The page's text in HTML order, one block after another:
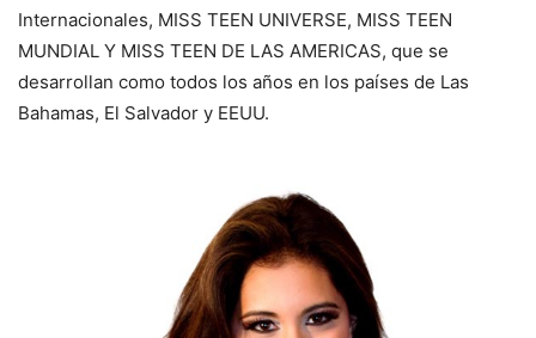
Internacionales, MISS TEEN UNIVERSE, MISS TEEN
MUNDIAL Y MISS TEEN DE LAS AMERICAS, que se
desarrollan como todos los años en los países de Las
Bahamas, El Salvador y EEUU.